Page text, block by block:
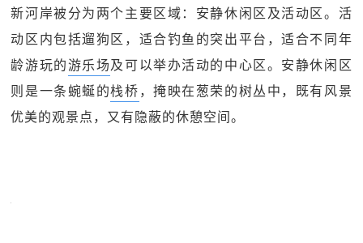
新河岸被分为两个主要区域：安静休闲区及活动区。活
动区内包括遛狗区，适合钓鱼的突出平台，适合不同年
龄游玩的游乐场及可以举办活动的中心区。安静休闲区
则是一条蜿蜒的栈桥 ，掩映在葱荣的树丛中，既有风景
优美的观景点，又有隐蔽的休憩空间。